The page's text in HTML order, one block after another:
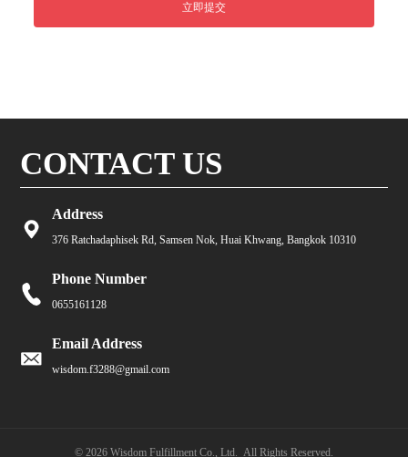
立即提交
CONTACT US
Address
376 Ratchadaphisek Rd, Samsen Nok, Huai Khwang, Bangkok 10310
Phone Number
0655161128
Email Address
wisdom.f3288@gmail.com
© 2026 Wisdom Fulfillment Co., Ltd. All Rights Reserved.